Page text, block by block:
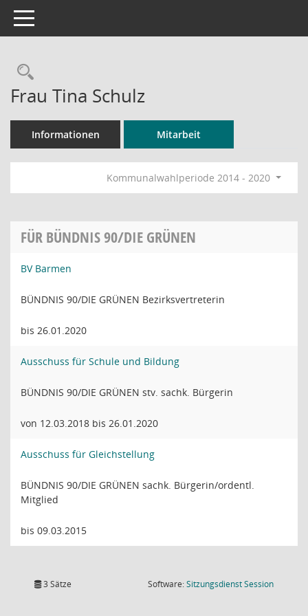
Toggle navigation
Rechercheauswahl
Frau Tina Schulz
Informationen Mitarbeit
Kommunalwahlperiode 2014 - 2020
FÜR BÜNDNIS 90/DIE GRÜNEN
BV Barmen
BÜNDNIS 90/DIE GRÜNEN Bezirksvertreterin
bis 26.01.2020
Ausschuss für Schule und Bildung
BÜNDNIS 90/DIE GRÜNEN stv. sachk. Bürgerin
von 12.03.2018 bis 26.01.2020
Ausschuss für Gleichstellung
BÜNDNIS 90/DIE GRÜNEN sachk. Bürgerin/ordentl.
Mitglied
bis 09.03.2015
3 Sätze Software:SitzungsdienstSession(Wird in